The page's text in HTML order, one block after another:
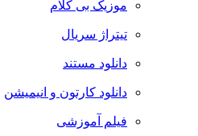
موزیک بی کلام
تیتراژ سریال
دانلود مستند
دانلود کارتون و انیمیشن
فیلم آموزشی